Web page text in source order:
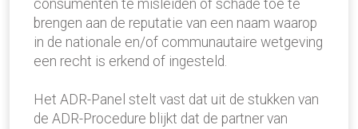
consumenten te misleiden of schade toe te
brengen aan de reputatie van een naam waarop
in de nationale en/of communautaire wetgeving
een recht is erkend of ingesteld.
Het ADR-Panel stelt vast dat uit de stukken van
de ADR-Procedure blijkt dat de partner van